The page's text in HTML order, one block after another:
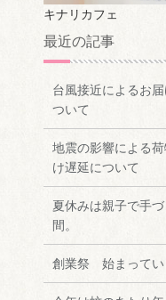
キナリカフェ
最近の記事
台風接近によるお
ついて
地震の影響による
け遅延について
夏休みは親子で手
間。
創業祭 始まってい